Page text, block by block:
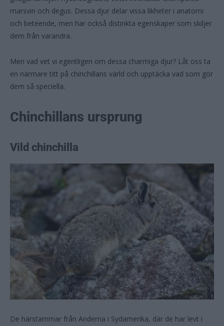
marsvin och degus. Dessa djur delar vissa likheter i anatomi
och beteende, men har också distinkta egenskaper som skiljer
dem från varandra.
Men vad vet vi egentligen om dessa charmiga djur? Låt oss ta
en närmare titt på chinchillans värld och upptäcka vad som gör
dem så speciella.
Chinchillans ursprung
Vild chinchilla
De härstammar från Anderna i Sydamerika, där de har levt i